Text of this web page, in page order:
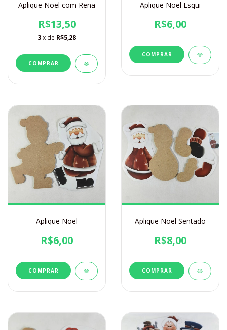
Aplique Noel com Rena
R$13,50
3x de R$5,28
Aplique Noel Esqui
R$6,00
Aplique Noel
R$6,00
Aplique Noel Sentado
R$8,00